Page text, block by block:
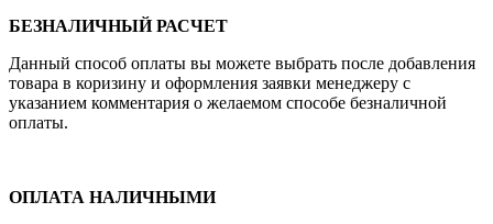
БЕЗНАЛИЧНЫЙ РАСЧЕТ
Данный способ оплаты вы можете выбрать после добавления
товара в коризину и оформления заявки менеджеру c
указанием комментария о желаемом способе безналичной
оплаты.
ОПЛАТА НАЛИЧНЫМИ